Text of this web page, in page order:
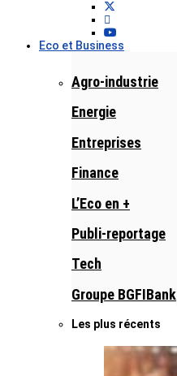
Eco et Business
Agro-industrie
Energie
Entreprises
Finance
L’Eco en +
Publi-reportage
Tech
Groupe BGFIBank
Les plus récents